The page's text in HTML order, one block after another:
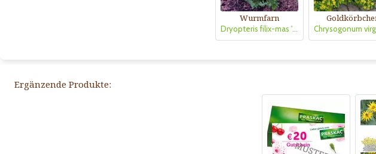
Wurmfarn
Dryopteris filix-mas 'Crispa Cristata'
Ergänzende Produkte: